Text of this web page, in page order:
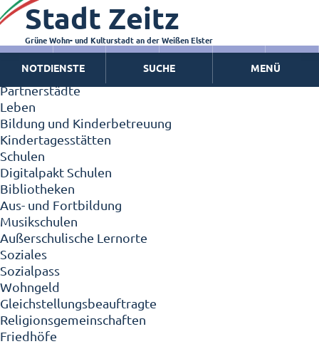
Zeitz - Die Kleinstadt
Willkommen in Zeitz!
Interview mit Oberbürgermeister Christian Thieme
Zeitz - Stadt der Zukunft
Ortschaften
Partnerstädte
Leben
Bildung und Kinderbetreuung
Kindertagesstätten
Schulen
Digitalpakt Schulen
Bibliotheken
Aus- und Fortbildung
Musikschulen
Außerschulische Lernorte
Soziales
Sozialpass
Wohngeld
Gleichstellungsbeauftragte
Religionsgemeinschaften
Friedhöfe
Stadt Zeitz
Grüne Wohn- und Kulturstadt an der Weißen Elster
NOTDIENSTE SUCHE MENÜ